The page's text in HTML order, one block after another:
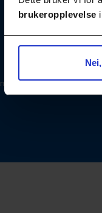
brukeropplevelse